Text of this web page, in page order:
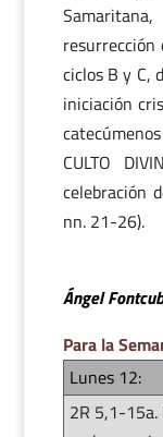
resurrección
ciclos B y C,
iniciación
CULTO
celebración
nn. 21-26).
Ángel
Para la
Lunes 12:
2R 5,1-15a.